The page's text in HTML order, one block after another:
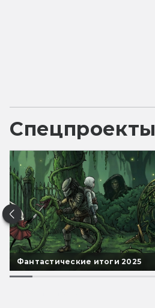
Спецпроекты
Фантастические итоги 2025